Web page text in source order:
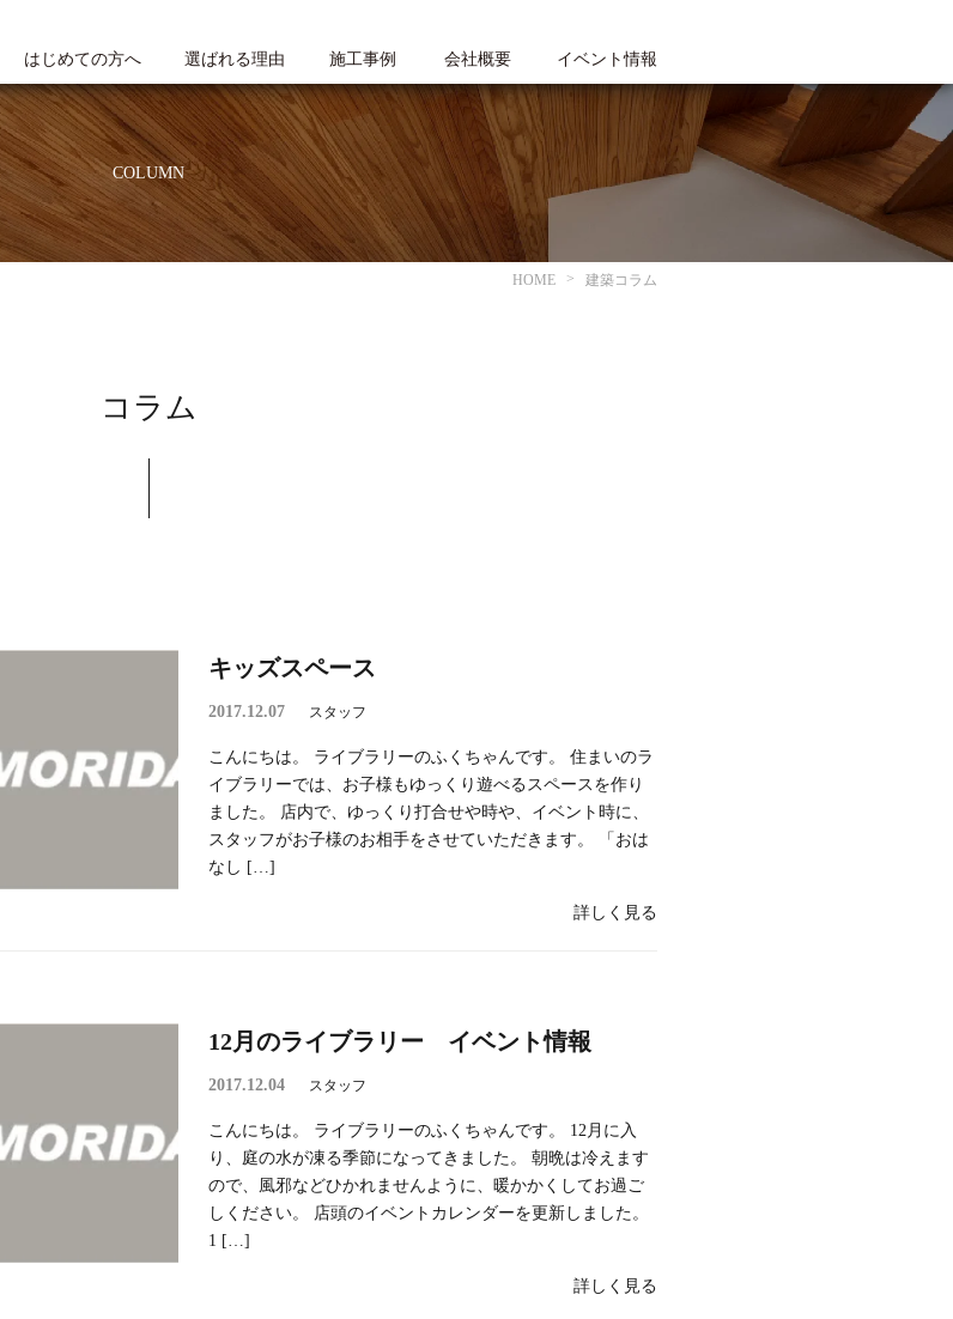
はじめての方へ 選ばれる理由 施工事例 会社概要 イベント情報
COLUMN
HOME 建築コラム
コラム
キッズスペース
2017.12.07 スタッフ
こんにちは。 ライブラリーのふくちゃんです。 住まいのラ
イブラリーでは、お子様もゆっくり遊べるスペースを作り
ました。 店内で、ゆっくり打合せや時や、イベント時に、
スタッフがお子様のお相手をさせていただきます。 「おは
なし […]
詳しく見る
12月のライブラリー イベント情報
2017.12.04 スタッフ
こんにちは。 ライブラリーのふくちゃんです。 12月に入
り、庭の水が凍る季節になってきました。 朝晩は冷えます
ので、風邪などひかれませんように、暖かかくしてお過ご
しください。 店頭のイベントカレンダーを更新しました。
1 […]
詳しく見る